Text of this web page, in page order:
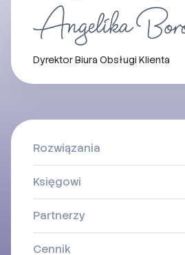
Dyrektor Biura Obsługi Klienta
Rozwiązania
Księgowi
Partnerzy
Cennik